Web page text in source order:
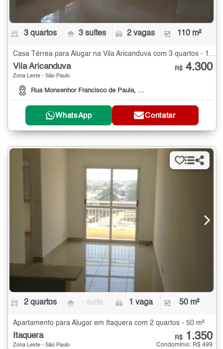
3 quartos 3 suítes 2 vagas 110 m²
Casa Térrea para Alugar na Vila Aricanduva com 3 quartos - 110 m²
Vila Aricanduva
Zona Leste - São Paulo
Rua Monsenhor Francisco de Paula, 515 A
R$ 4.300
WhatsApp Contatar
2 quartos - suíte 1 vaga 50 m²
Apartamento para Alugar em Itaquera com 2 quartos - 50 m²
Itaquera
Zona Leste - São Paulo
R$ 1.350
Condomínio: R$ 499